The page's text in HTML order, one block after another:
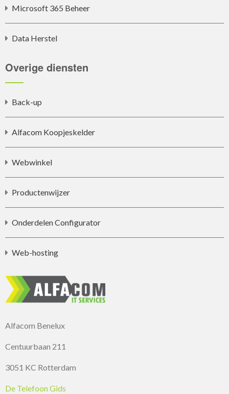
Microsoft 365 Beheer
Data Herstel
Overige diensten
Back-up
Alfacom Koopjeskelder
Webwinkel
Productenwijzer
Onderdelen Configurator
Web-hosting
Alfacom Benelux
Centuurbaan 211
3051 KC Rotterdam
De Telefoon Gids